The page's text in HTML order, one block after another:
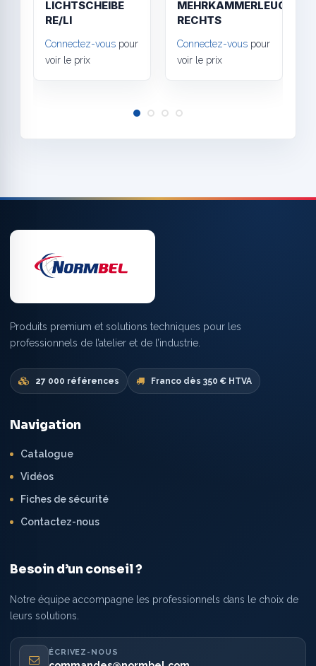
LICHTSCHEIBE
RE/LI
Connectez-vous pour
voir le prix
MEHRKAMMERLEUCHTE
RECHTS
Connectez-vous pour
voir le prix
Produits premium et solutions techniques pour les
professionnels de l’atelier et de l’industrie.
27 000 références Franco dès 350 € HTVA
Navigation
Catalogue
Vidéos
Fiches de sécurité
Contactez-nous
Besoin d’un conseil ?
Notre équipe accompagne les professionnels dans le choix de
leurs solutions.
ÉCRIVEZ-NOUS